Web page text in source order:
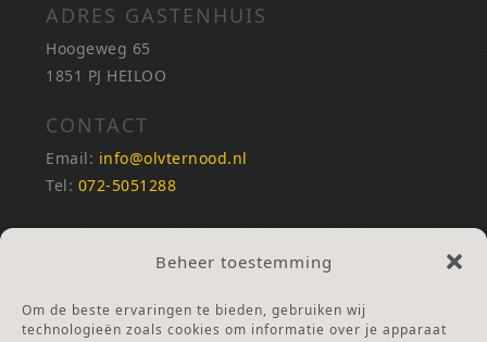
Beheer toestemming
Om de beste ervaringen te bieden, gebruiken wij
technologieën zoals cookies om informatie over je apparaat
ADRES GASTENHUIS
Hoogeweg 65
1851 PJ HEILOO
CONTACT
Email: info@olvternood.nl
Tel: 072-5051288
REKENINGNUMMERS
NL25INGB0000672168
Ga naar Doneren